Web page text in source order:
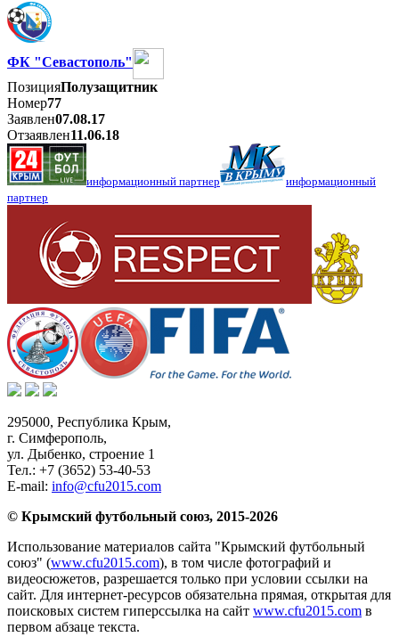
ФК "Севастополь"
ПозицияПолузащитник
Номер77
Заявлен07.08.17
Отзаявлен11.06.18
информационный партнер
информационный
партнер
295000, Республика Крым,
г. Симферополь,
ул. Дыбенко, строение 1
Тел.: +7 (3652) 53-40-53
E-mail: info@cfu2015.com
© Крымский футбольный союз, 2015-2026
Использование материалов сайта "Крымский футбольный
союз" (www.cfu2015.com), в том числе фотографий и
видеосюжетов, разрешается только при условии ссылки на
сайт. Для интернет-ресурсов обязательна прямая, открытая для
поисковых систем гиперссылка на сайт www.cfu2015.com в
первом абзаце текста.